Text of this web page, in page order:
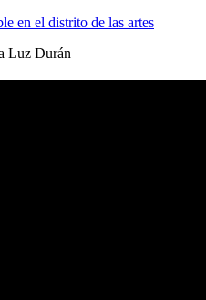
en el distrito de las artes
Luz Durán